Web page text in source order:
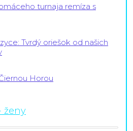
turnaja remíza s
Tvrdý oriešok od našich
Horou
ženy